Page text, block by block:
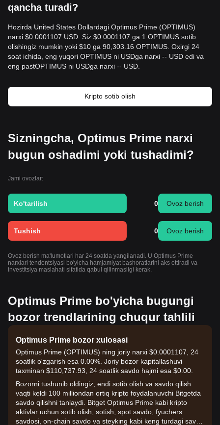
qancha turadi?
Hozirda United States Dollardagi Optimus Prime (OPTIMUS)
narxi $0.0001107 USD. Siz $0.0001107 ga 1 OPTIMUS sotib
olishingiz mumkin yoki $10 ga 90,303.16 OPTIMUS. Oxirgi 24
soat ichida, eng yuqori OPTIMUS ni USDga narxi -- USD edi va
eng pastOPTIMUS ni USDga narxi -- USD.
Kripto sotib olish
Sizningcha, Optimus Prime narxi
bugun oshadimi yoki tushadimi?
Jami ovozlar:
Ko'tarilish 0 Ovoz berish
Tushish 0 Ovoz berish
Ovoz berish ma'lumotlari har 24 soatda yangilanadi. U Optimus Prime
narxlari tendentsiyasi bo'yicha hamjamiyat bashoratlarini aks ettiradi va
investitsiya maslahati sifatida qabul qilinmasligi kerak.
Optimus Prime bo'yicha bugungi
bozor trendlarining chuqur tahlili
Optimus Prime bozor xulosasi
Optimus Prime (OPTIMUS) ning joriy narxi $0.0001107, 24
soatlik o'zgarish esa 0.00%. Joriy bozor kapitallashuvi
taxminan $110,737.93, 24 soatlik savdo hajmi esa $0.00.
Bozorni tushunib oldingiz, endi sotib olish va savdo qilish
vaqti keldi 100 milliondan ortiq kripto foydalanuvchi Bitgetda
savdo qilishni tanlaydi. Bitget Optimus Prime kabi kripto
aktivlar uchun sotib olish, sotish, spot savdo, fyuchers
savdosi, on-chain savdo va steyking kabi keng turdagi savdo